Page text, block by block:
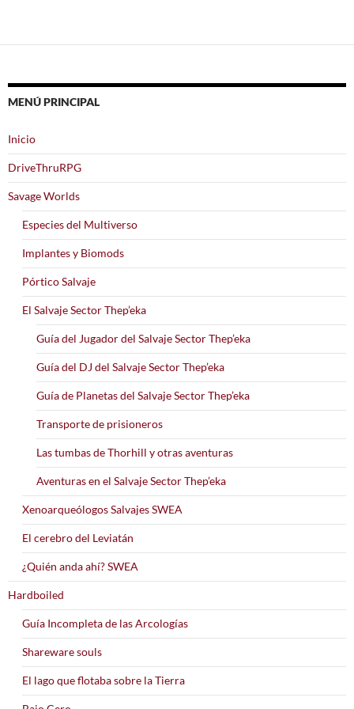
las
MENÚ PRINCIPAL
Inicio
DriveThruRPG
Savage Worlds
Especies del Multiverso
Implantes y Biomods
Pórtico Salvaje
El Salvaje Sector Thep’eka
Guía del Jugador del Salvaje Sector Thep’eka
Guía del DJ del Salvaje Sector Thep’eka
Guía de Planetas del Salvaje Sector Thep’eka
Transporte de prisioneros
Las tumbas de Thorhill y otras aventuras
Aventuras en el Salvaje Sector Thep’eka
Xenoarqueólogos Salvajes SWEA
El cerebro del Leviatán
¿Quién anda ahí? SWEA
Hardboiled
Guía Incompleta de las Arcologías
Shareware souls
El lago que flotaba sobre la Tierra